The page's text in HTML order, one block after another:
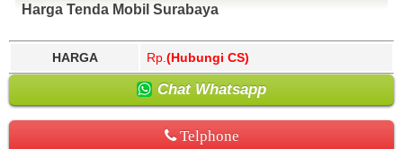
Harga Tenda Mobil Surabaya
HARGA Rp. (Hubungi CS)
Chat Whatsapp
Telphone